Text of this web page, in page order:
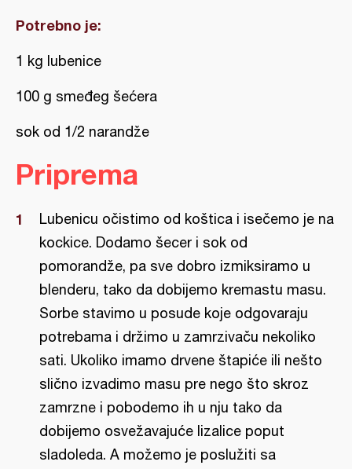
Potrebno je:
1 kg lubenice
100 g smeđeg šećera
sok od 1/2 narandže
Priprema
Lubenicu očistimo od koštica i isečemo je na
kockice. Dodamo šecer i sok od
pomorandže, pa sve dobro izmiksiramo u
blenderu, tako da dobijemo kremastu masu.
Sorbe stavimo u posude koje odgovaraju
potrebama i držimo u zamrzivaču nekoliko
sati. Ukoliko imamo drvene štapiće ili nešto
slično izvadimo masu pre nego što skroz
zamrzne i pobodemo ih u nju tako da
dobijemo osvežavajuće lizalice poput
sladoleda. A možemo je poslužiti sa